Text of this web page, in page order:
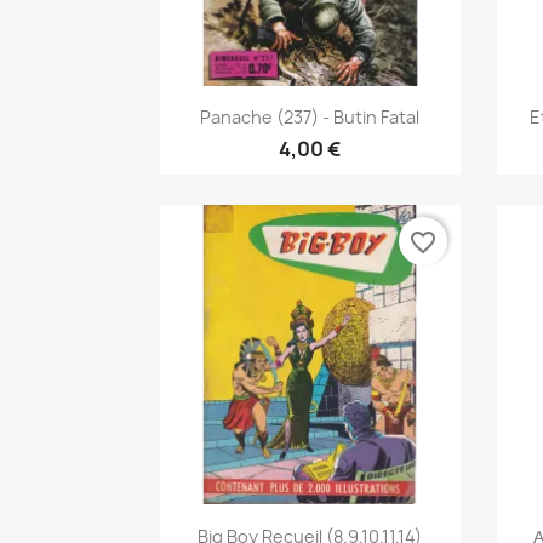
Γρήγορη προβολή
Panache (237) - Butin Fatal
4,00 €
Γρήγορη προβολή
Big Boy Recueil (8.9.10.11.14)
favorite_border